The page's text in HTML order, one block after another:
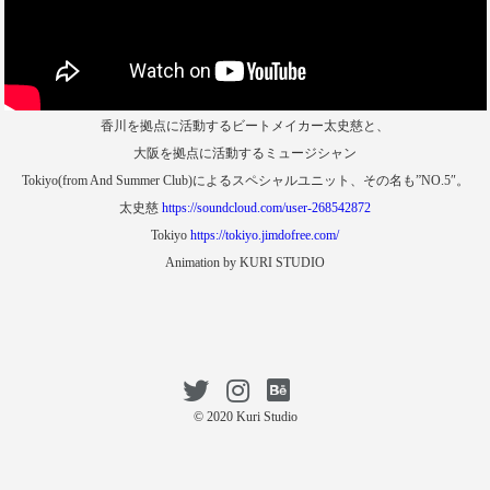
香川を拠点に活動するビートメイカー太史慈と、
大阪を拠点に活動するミュージシャン
Tokiyo(from And Summer Club)によるスペシャルユニット、その名も”NO.5″。
太史慈 https://soundcloud.com/user-268542872
Tokiyo https://tokiyo.jimdofree.com/
Animation by KURI STUDIO
© 2020 Kuri Studio